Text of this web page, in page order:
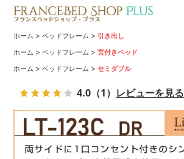
ホーム >ベッドフレーム > 引き出し
ホーム >ベッドフレーム >宮付きベッド
ホーム >ベッドフレーム >セミダブル
4.0 （1） レビューを見る